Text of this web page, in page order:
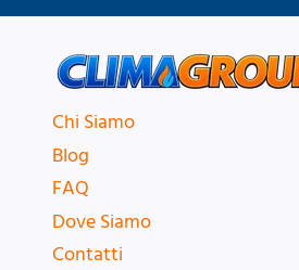
Chi Siamo
Blog
FAQ
Dove Siamo
Contatti